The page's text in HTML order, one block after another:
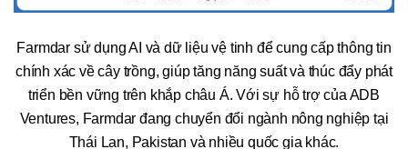
Farmdar sử dụng AI và dữ liệu vệ tinh để cung cấp thông tin
chính xác về cây trồng, giúp tăng năng suất và thúc đẩy phát
triển bền vững trên khắp châu Á. Với sự hỗ trợ của ADB
Ventures, Farmdar đang chuyển đổi ngành nông nghiệp tại
Thái Lan, Pakistan và nhiều quốc gia khác.